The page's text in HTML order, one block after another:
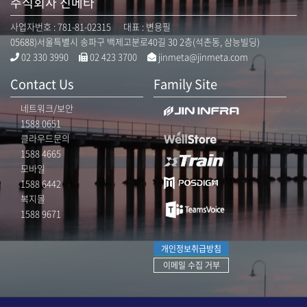
사업자번호 : 781-81-02315 대표 : 변용필
05688)서울특별시 송파구 백제고분로40길 30 2층(석촌동, 삼능빌딩)
02 330 3990
02 423 3700 jinmeta@jinmeta.com
Contact Us
네트워크/보안
1588 0651
클라우드문의
1588 4665
모바일
1588 6442
복지몰
1588 9671
Family Site
개인정보취급방침
이메일 수집 거부